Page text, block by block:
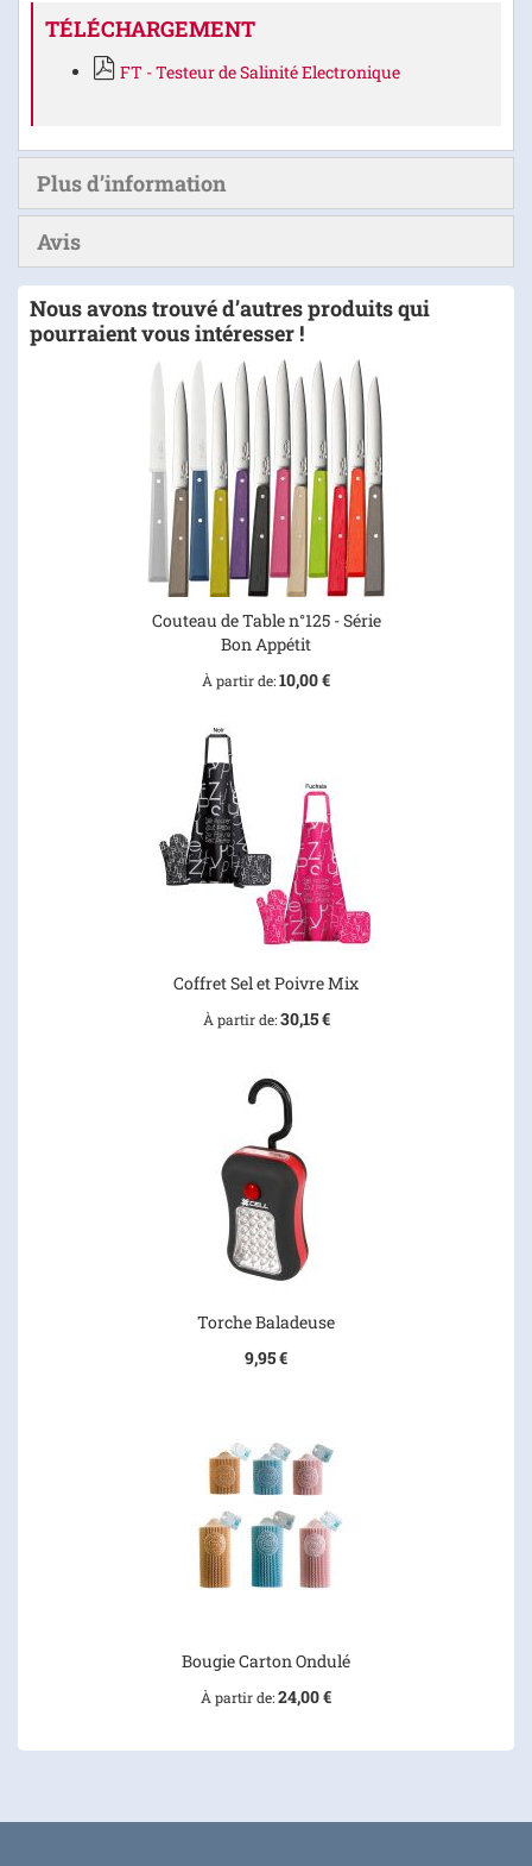
TÉLÉCHARGEMENT
FT - Testeur de Salinité Electronique
Plus d’information
Avis
Nous avons trouvé d’autres produits qui
pourraient vous intéresser !
Couteau de Table n°125 - Série
Bon Appétit
À partir de 10,00 €
Coffret Sel et Poivre Mix
À partir de 30,15 €
Torche Baladeuse
9,95 €
Bougie Carton Ondulé
À partir de 24,00 €